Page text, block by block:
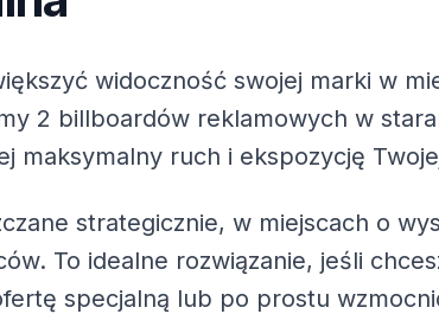
widoczność swojej marki w
2 billboardów reklamowych w
maksymalny ruch i ekspozycję
strategicznie, w miejscach o
To idealne rozwiązanie, jeśli
specjalną lub po prostu